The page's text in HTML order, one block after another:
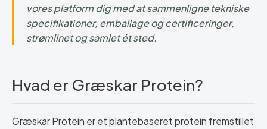
vores platform dig med at sammenligne tekniske
specifikationer, emballage og certificeringer,
strømlinet og samlet ét sted.
Hvad er Græskar Protein?
Græskar Protein er et plantebaseret protein fremstillet